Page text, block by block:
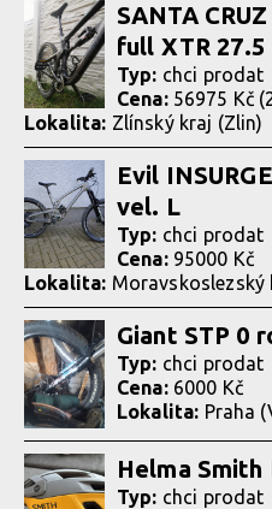
SANTA
full XTR 27.5
Typ: chci prodat
Cena: 56975 Kč
Lokalita: Zlínský kraj (Zlin)
Evil
vel. L
Typ: chci prodat
Cena: 95000 Kč
Lokalita: Moravskoslezský
Giant STP 0
Typ: chci prodat
Cena: 6000 Kč
Lokalita: Praha
Helma
Typ: chci prodat